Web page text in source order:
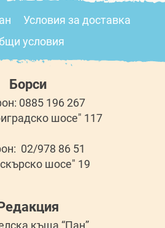
Условия за доставка
условия
Борси
0885 196 267
шосе" 117
02/978 86 51
шосе" 19
къща “Пан”